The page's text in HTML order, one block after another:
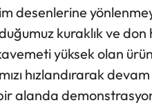
desenlerine
kuraklık ve
yüksek olan
hızlandırarak
alanda